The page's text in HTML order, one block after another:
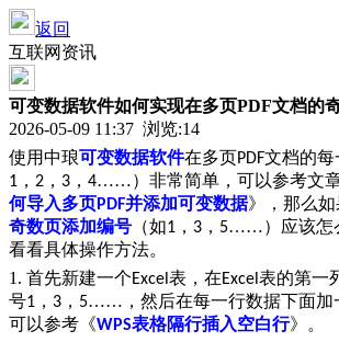
返回
互联网资讯
可变数据软件如何实现在多页PDF文档的
2026-05-09 11:37 浏览:14
使用中琅可变数据软件在多页PDF文档的每
1 ， 2 ， 3 ， 4……）非常简单，可以参考文
何导入多页PDF并添加可变数据》，那么如
奇数页添加编号 （如1 ， 3 ， 5……）应该怎
看看具体操作方法。
1. 首先新建一个Excel 表，在Excel 表的第一
号1 ， 3 ， 5……，然后在每一行数据下面加
可以参考《WPS表格隔行插入空白行》。